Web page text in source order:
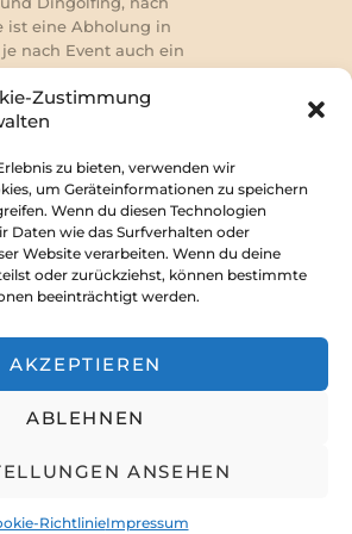
Zustimmung
zu bieten, verwenden wir
um Geräteinformationen zu speichern
Wenn du diesen Technologien
Daten wie das Surfverhalten oder
Website verarbeiten. Wenn du deine
oder zurückziehst, können bestimmte
beeinträchtigt werden.
AKZEPTIEREN
ABLEHNEN
ANSEHEN
RichtlinieImpressum
ist eine Abholung in
nach Event auch ein
auf die Veranstaltung
Impressum
Discord
Facebook
Rabenschwinge e.V.
reserved.